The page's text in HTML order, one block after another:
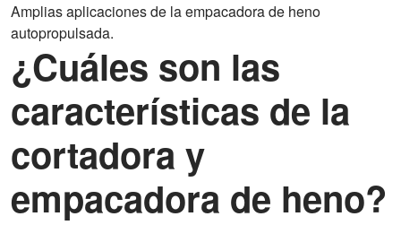
Amplias aplicaciones de la empacadora de heno
autopropulsada.
¿Cuáles son las
características de la
cortadora y
empacadora de heno?